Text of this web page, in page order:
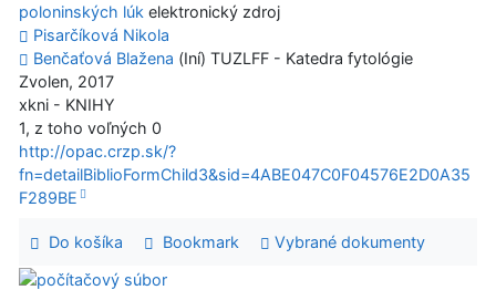
poloninských lúk elektronický zdroj
Pisarčíková Nikola
Benčaťová Blažena (Iní) TUZLFF - Katedra fytológie
Zvolen, 2017
xkni - KNIHY
1, z toho voľných 0
http://opac.crzp.sk/?
fn=detailBiblioFormChild3&sid=4ABE047C0F04576E2D0A35
F289BE
Do košíka Bookmark Vybrané dokumenty